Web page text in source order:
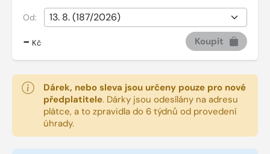
Od:
- Kč Koupit
Dárek, nebo sleva jsou určeny pouze pro nové
předplatitele. Dárky jsou odesílány na adresu
plátce, a to zpravidla do 6 týdnů od provedení
úhrady.